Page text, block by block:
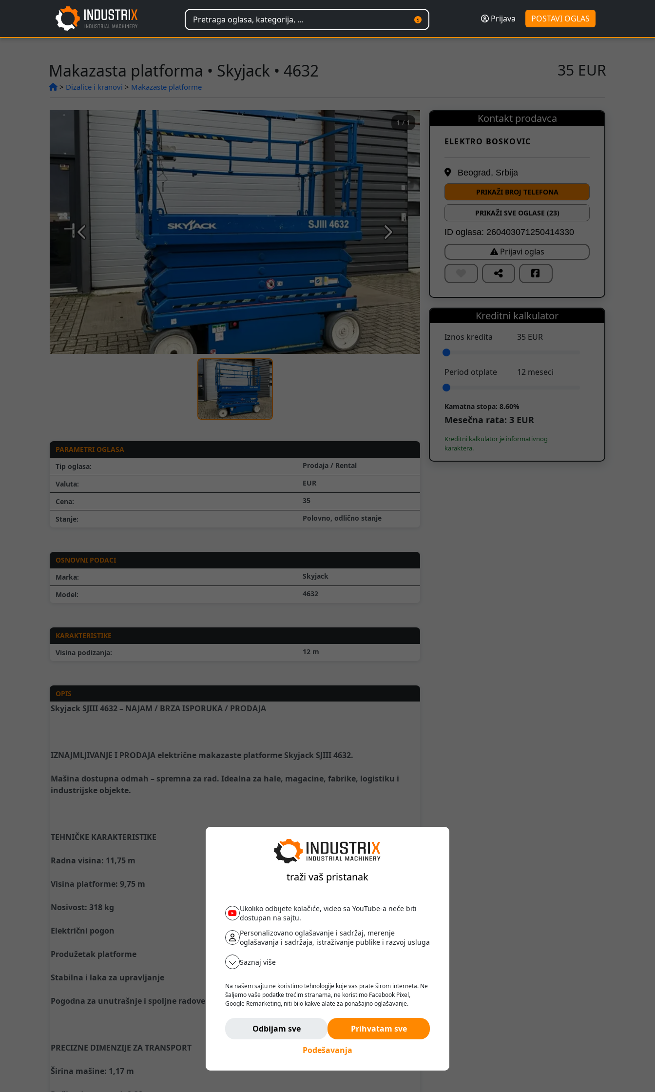
Prijava POSTAVI OGLAS
traži vaš pristanak
Ukoliko odbijete kolačiće, video sa YouTube-a neće biti
dostupan na sajtu.
Personalizovano oglašavanje i sadržaj, merenje
oglašavanja i sadržaja, istraživanje publike i razvoj usluga
Saznaj više
Na našem sajtu ne koristimo tehnologije koje vas prate širom interneta. Ne
šaljemo vaše podatke trećim stranama, ne koristimo Facebook Pixel,
Google Remarketing, niti bilo kakve alate za ponašajno oglašavanje.
odlučuje - bez pritiska, manipulacije ili nadzora.
Ne pratimo vas. Ovde ste bezbedni.
Odbijam sve
Prihvatam sve
Podešavanja
Makazasta platforma • Skyjack • 4632
> Dizalice i kranovi > Makazaste platforme
35 EUR
1 / 1
Prethodna Sledeća
PARAMETRI OGLASA
Tip oglasa:
Prodaja / Rental
Valuta:
EUR
Cena:
35
Stanje:
Polovno, odlično stanje
OSNOVNI PODACI
Marka:
Skyjack
Model:
4632
KARAKTERISTIKE
Visina podizanja:
12 m
OPIS
Skyjack SJIII 4632 – NAJAM / BRZA ISPORUKA / PRODAJA
IZNAJMLJIVANJE I PRODAJA električne makazaste platforme Skyjack SJIII 4632.
Mašina dostupna odmah – spremna za rad. Idealna za hale, magacine, fabrike, logistiku i
industrijske objekte.
TEHNIČKE KARAKTERISTIKE
Radna visina: 11,75 m
Visina platforme: 9,75 m
Nosivost: 318 kg
Električni pogon
Produžetak platforme
Stabilna i laka za upravljanje
Pogodna za unutrašnje i spoljne radove na ravnim površinama
PRECIZNE DIMENZIJE ZA TRANSPORT
Širina mašine: 1,17 m
Kontakt prodavca
ELEKTRO BOSKOVIC
Beograd, Srbija
PRIKAŽI BROJ TELEFONA
PRIKAŽI SVE OGLASE (23)
ID oglasa: 260403071250414330
Prijavi oglas
Kreditni kalkulator
Iznos kredita 35 EUR
Period otplate 12 meseci
Kamatna stopa: 8.60%
Mesečna rata: 3 EUR
Kreditni kalkulator je informativnog
karaktera.